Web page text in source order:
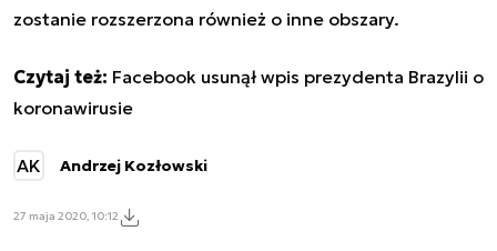
zostanie rozszerzona również o inne obszary.
Czytaj też: Facebook usunął wpis prezydenta Brazylii o
koronawirusie
AK Andrzej Kozłowski
27 maja 2020, 10:12